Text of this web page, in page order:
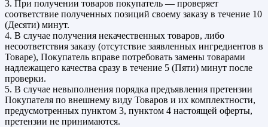
3. При получении товаров покупатель — проверяет
соответствие полученных позиций своему заказу в течение 10
(Десяти) минут.
4. В случае получения некачественных товаров, либо
несоответствия заказу (отсутствие заявленных ингредиентов в
Товаре), Покупатель вправе потребовать замены товарами
надлежащего качества сразу в течение 5 (Пяти) минут после
проверки.
5. В случае невыполнения порядка предъявления претензии
Покупателя по внешнему виду Товаров и их комплектности,
предусмотренных пунктом 3, пунктом 4 настоящей оферты,
претензии не принимаются.